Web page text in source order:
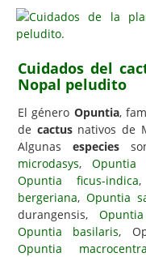
Consejos
Hemisferio Sur
Enfermedades
Animales
Hongos
Carencias
Fotos
Flores y Plantas
Cuidados del
Nopal peludito
El género Opuntia,
de cactusnativos de
Algunas especies
microdasys,Opuntia
Opuntia ficus-indica
bergeriana, Opuntia
durangensis,
Opuntia basilaris,
Opuntia macrocentra